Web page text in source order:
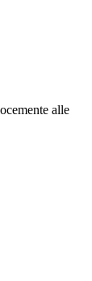
alle